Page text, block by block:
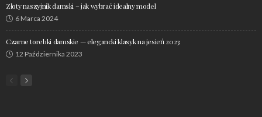
Złoty naszyjnik damski – jak wybrać idealny model
6 Marca 2024
Czarne torebki damskie — elegancki klasyk na jesień 2023
12 Października 2023